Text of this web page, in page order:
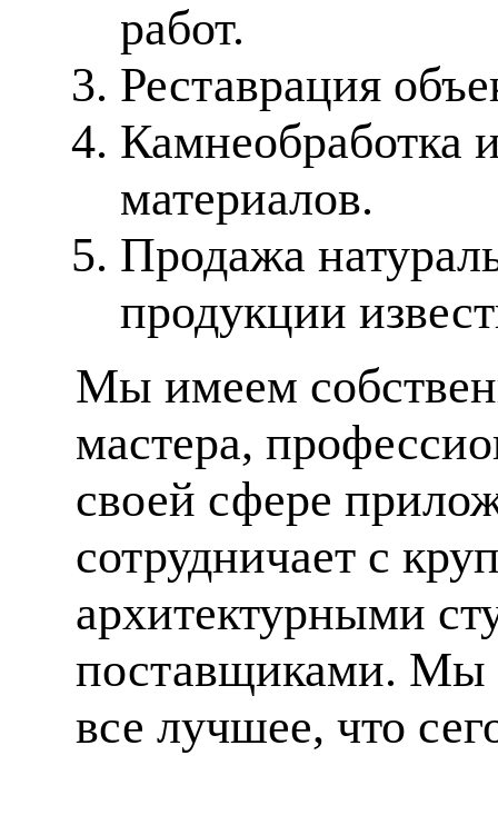
работ.
Реставрация
Камнеобработка
материалов.
Продажа
продукции
Мы имеем
мастера,
своей сфере
сотрудничает с
архитектурными
поставщиками. Мы
все лучшее, что